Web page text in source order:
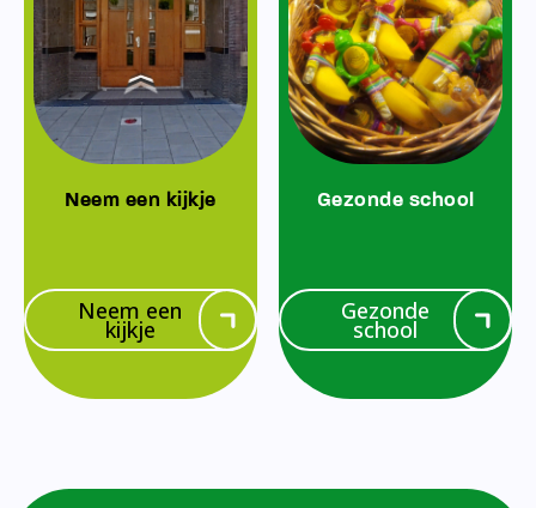
Neem een kijkje
Neem een
kijkje
Gezonde school
Gezonde
school